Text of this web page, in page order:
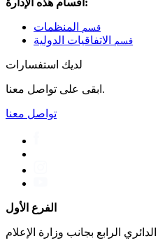
أقسام هذه الإدارة:
قسم المنظمات
قسم الاتفاقيات الدولية
لديك استفسارات
ابقى على تواصل معنا.
تواصل معنا
الفرع الأول
الرابع بجانب وزارة الإعلام